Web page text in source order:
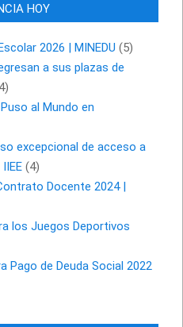
HOY
2026 | MINEDU (5)
a sus plazas de
al Mundo en
excepcional de acceso a
(4)
Docente 2024 |
los Juegos Deportivos
Pago de Deuda Social 2022